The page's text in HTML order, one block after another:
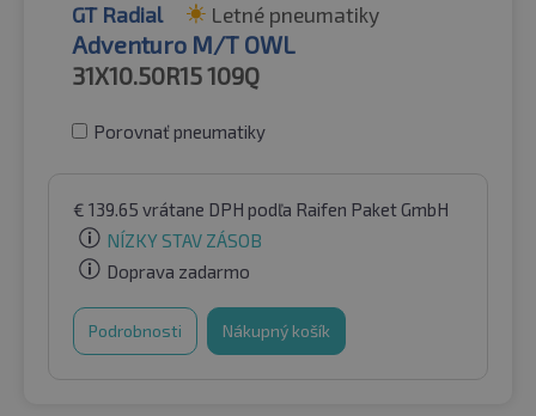
GT Radial Letné pneumatiky
Adventuro M/T OWL
31X10.50R15109Q
Porovnať pneumatiky
€ 139.65 vrátane DPH podľa Raifen Paket GmbH
NÍZKY STAV ZÁSOB
Doprava zadarmo
Podrobnosti Nákupný košík